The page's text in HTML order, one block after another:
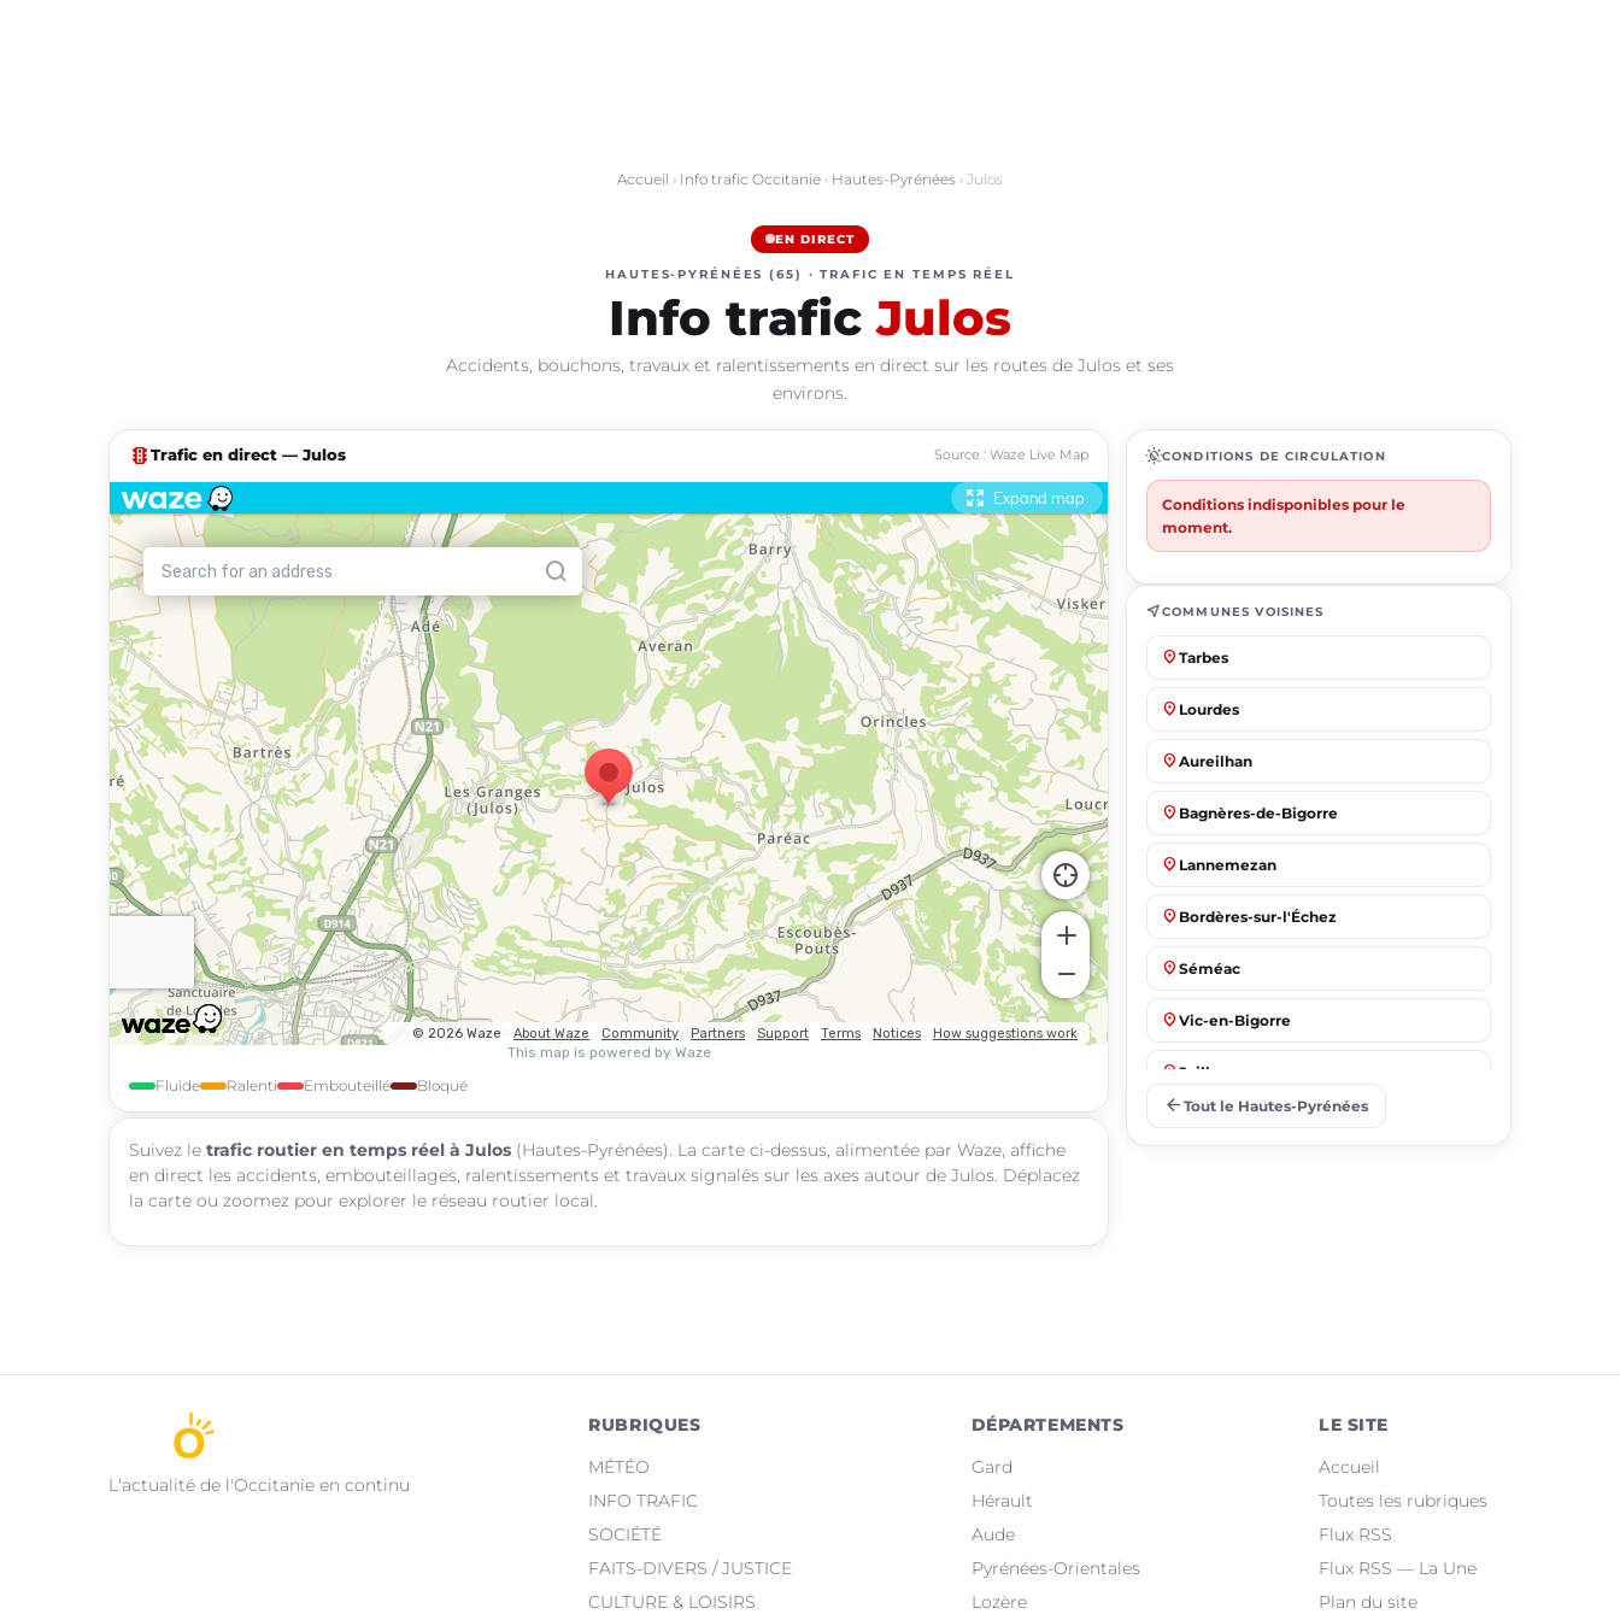
Accueil › Info trafic Occitanie › Hautes-Pyrénées › Julos
EN DIRECT
HAUTES-PYRÉNÉES (65) · TRAFIC EN TEMPS RÉEL
Info traficJulos
Accidents, bouchons, travaux et ralentissements en direct sur les routes de Julos et ses
environs.
traffic Trafic en direct — Julos Source : Waze Live Map
Fluide Ralenti Embouteillé Bloqué
Suivez le trafic routier en temps réel à Julos (Hautes-Pyrénées). La carte ci-dessus, alimentée par Waze, affiche
en direct les accidents, embouteillages, ralentissements et travaux signalés sur les axes autour de Julos. Déplacez
la carte ou zoomez pour explorer le réseau routier local.
routineCONDITIONS DE CIRCULATION
Conditions indisponibles pour le
moment.
near_meCOMMUNES VOISINES
place Tarbes
place Lourdes
place Aureilhan
place Bagnères-de-Bigorre
place Lannemezan
place Bordères-sur-l'Échez
place Séméac
place Vic-en-Bigorre
place Juillan
arrow_back Tout le Hautes-Pyrénées
L'actualité de l'Occitanie en continu
RUBRIQUES
MÉTÉO
INFO TRAFIC
SOCIÉTÉ
FAITS-DIVERS / JUSTICE
CULTURE & LOISIRS
DÉPARTEMENTS
Gard
Hérault
Aude
Pyrénées-Orientales
Lozère
LE SITE
Accueil
Toutes les rubriques
Flux RSS
Flux RSS — La Une
Plan du site